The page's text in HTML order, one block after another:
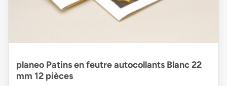
planeo Patins en feutre autocollants Blanc 22
mm 12 pièces